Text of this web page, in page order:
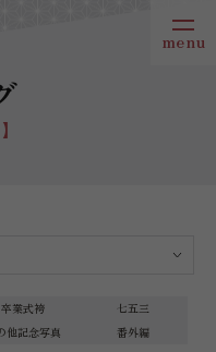
卒業式袴
七五三
他記念写真
番外編